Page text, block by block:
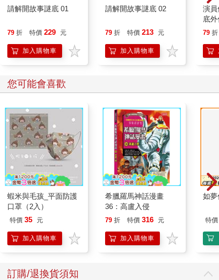
請解開故事謎底 01
79 折 特價 229 元
加入購物車
請解開故事謎底 02
79 折 特價 213 元
加入購物車
演
底
79 折
您可能會喜歡
蝦米與毛孩_平面防護
口罩（2入）
特價 35 元
加入購物車
希臘羅馬神話漫畫
36：高盧入侵
79 折 特價 316 元
加入購物車
如
特價
訂購/退換貨須知